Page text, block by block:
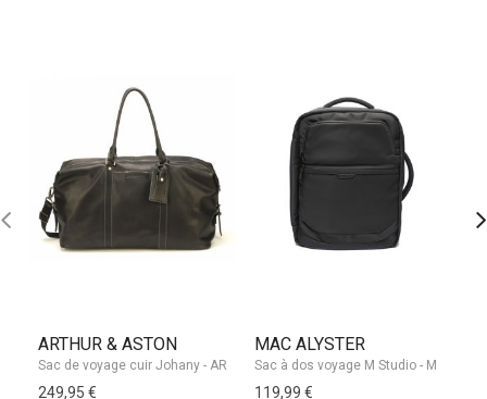
ARTHUR & ASTON
249,95 €
MAC ALYSTER
119,99 €